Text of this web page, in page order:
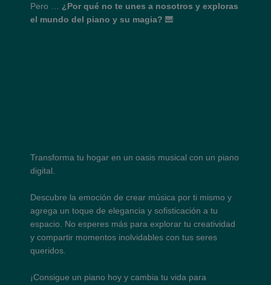
Pero … ¿Por qué no te unes a nosotros y exploras
el mundo del piano y su magia? 🎹
Transforma tu hogar en un oasis musical con un piano
digital.
Descubre la emoción de crear música por ti mismo y
agrega un toque de elegancia y sofisticación a tu
espacio. No esperes más para explorar tu creatividad
y compartir momentos inolvidables con tus seres
queridos.
¡Consigue un piano hoy y cambia tu vida para